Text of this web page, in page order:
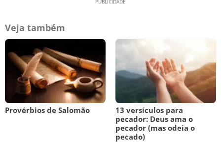
Veja também
Provérbios de Salomão
13 versículos para
pecador: Deus ama o
pecador (mas odeia o
pecado)